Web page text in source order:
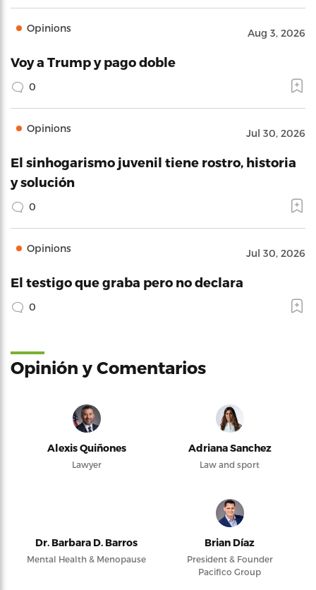
Opinions Aug 3, 2026
Voy a Trump y pago doble
0
Opinions Jul 30, 2026
El sinhogarismo juvenil tiene rostro, historia
y solución
0
Opinions Jul 30, 2026
El testigo que graba pero no declara
0
Opinión y Comentarios
Alexis Quiñones
Lawyer
Adriana Sanchez
Law and sport
Dr. Barbara D. Barros
Mental Health & Menopause
Brian Díaz
President & Founder
Pacifico Group